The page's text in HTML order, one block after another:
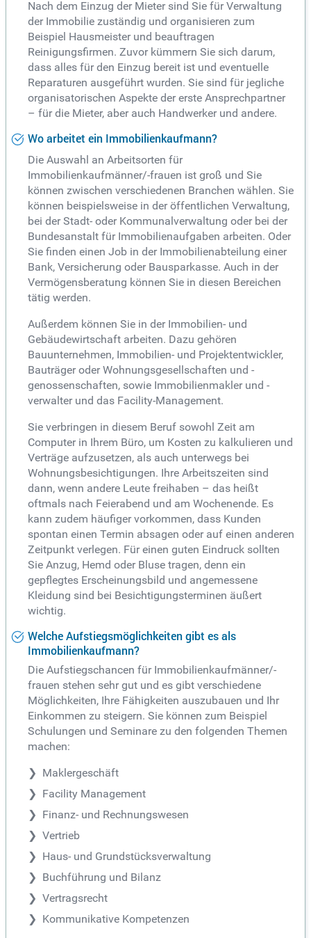
Nach dem Einzug der Mieter sind Sie für Verwaltung
der Immobilie zuständig und organisieren zum
Beispiel Hausmeister und beauftragen
Reinigungsfirmen. Zuvor kümmern Sie sich darum,
dass alles für den Einzug bereit ist und eventuelle
Reparaturen ausgeführt wurden. Sie sind für jegliche
organisatorischen Aspekte der erste Ansprechpartner
– für die Mieter, aber auch Handwerker und andere.
Wo arbeitet ein Immobilienkaufmann?
Die Auswahl an Arbeitsorten für
Immobilienkaufmänner/-frauen ist groß und Sie
können zwischen verschiedenen Branchen wählen. Sie
können beispielsweise in der öffentlichen Verwaltung,
bei der Stadt- oder Kommunalverwaltung oder bei der
Bundesanstalt für Immobilienaufgaben arbeiten. Oder
Sie finden einen Job in der Immobilienabteilung einer
Bank, Versicherung oder Bausparkasse. Auch in der
Vermögensberatung können Sie in diesen Bereichen
tätig werden.
Außerdem können Sie in der Immobilien- und
Gebäudewirtschaft arbeiten. Dazu gehören
Bauunternehmen, Immobilien- und Projektentwickler,
Bauträger oder Wohnungsgesellschaften und -
genossenschaften, sowie Immobilienmakler und -
verwalter und das Facility-Management.
Sie verbringen in diesem Beruf sowohl Zeit am
Computer in Ihrem Büro, um Kosten zu kalkulieren und
Verträge aufzusetzen, als auch unterwegs bei
Wohnungsbesichtigungen. Ihre Arbeitszeiten sind
dann, wenn andere Leute freihaben – das heißt
oftmals nach Feierabend und am Wochenende. Es
kann zudem häufiger vorkommen, dass Kunden
spontan einen Termin absagen oder auf einen anderen
Zeitpunkt verlegen. Für einen guten Eindruck sollten
Sie Anzug, Hemd oder Bluse tragen, denn ein
gepflegtes Erscheinungsbild und angemessene
Kleidung sind bei Besichtigungsterminen äußert
wichtig.
Welche Aufstiegsmöglichkeiten gibt es als
Immobilienkaufmann?
Die Aufstiegschancen für Immobilienkaufmänner/-
frauen stehen sehr gut und es gibt verschiedene
Möglichkeiten, Ihre Fähigkeiten auszubauen und Ihr
Einkommen zu steigern. Sie können zum Beispiel
Schulungen und Seminare zu den folgenden Themen
machen:
Maklergeschäft
Facility Management
Finanz- und Rechnungswesen
Vertrieb
Haus- und Grundstücksverwaltung
Buchführung und Bilanz
Vertragsrecht
Kommunikative Kompetenzen